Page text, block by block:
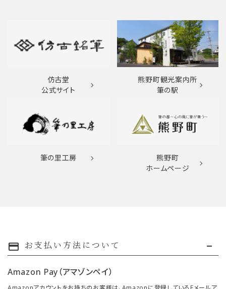
仿古堂
公式サイト
熊野町観光案内所
筆の駅
筆の里工房
熊野町
ホームページ
payment お支払い方法について
Amazon Pay（アマゾンペイ）